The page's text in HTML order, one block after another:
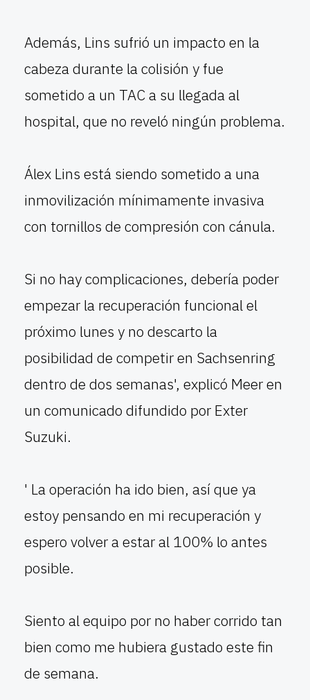
Además, Lins sufrió un impacto en la
cabeza durante la colisión y fue
sometido a un TAC a su llegada al
hospital, que no reveló ningún problema.
Álex Lins está siendo sometido a una
inmovilización mínimamente invasiva
con tornillos de compresión con cánula.
Si no hay complicaciones, debería poder
empezar la recuperación funcional el
próximo lunes y no descarto la
posibilidad de competir en Sachsenring
dentro de dos semanas', explicó Meer en
un comunicado difundido por Exter
Suzuki.
' La operación ha ido bien, así que ya
estoy pensando en mi recuperación y
espero volver a estar al 100% lo antes
posible.
Siento al equipo por no haber corrido tan
bien como me hubiera gustado este fin
de semana.